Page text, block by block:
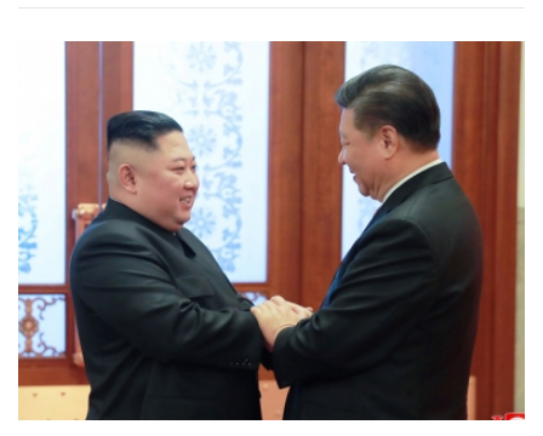
SHARE TWEET LINE EMAIL